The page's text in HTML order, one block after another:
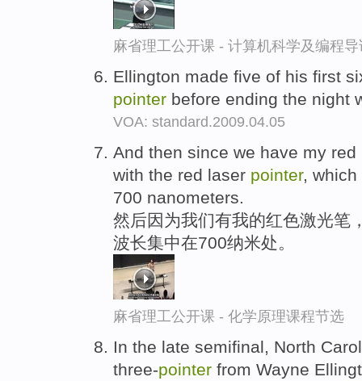
麻省理工公开课 - 计算机科学及编程
Ellington made five of his first
pointer before ending the night
VOA: standard.2009.04.05
And then since we have my
with the red laser pointer, which
700 nanometers.
然后因为我们有我的红色激光笔
波长集中在700纳米处。
麻省理工公开课 - 化学原理课程节选
In the late semifinal, North
three-pointer from Wayne